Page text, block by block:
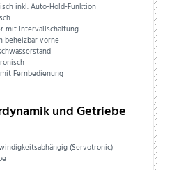
inkl. Auto-Hold-Funktion
mit Intervallschaltung
beheizbar vorne
Fernbedienung
und Getriebe
(Servotronic)